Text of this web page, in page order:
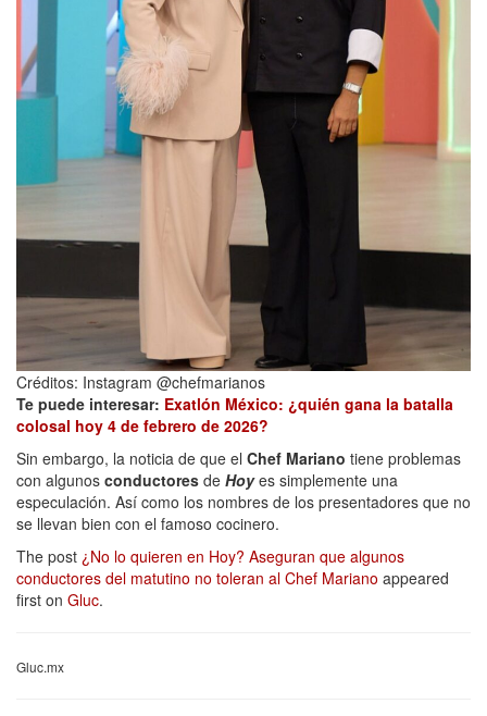
Créditos: Instagram @chefmarianos
Te puede interesar: Exatlón México: ¿quién gana la batalla
colosal hoy 4 de febrero de 2026?
Sin embargo, la noticia de que el Chef Mariano tiene problemas
con algunos conductores de Hoyes simplemente una
especulación. Así como los nombres de los presentadores que no
se llevan bien con el famoso cocinero.
The post ¿No lo quieren en Hoy? Aseguran que algunos
conductores del matutino no toleran al Chef Mariano appeared
first on Gluc.
Gluc.mx